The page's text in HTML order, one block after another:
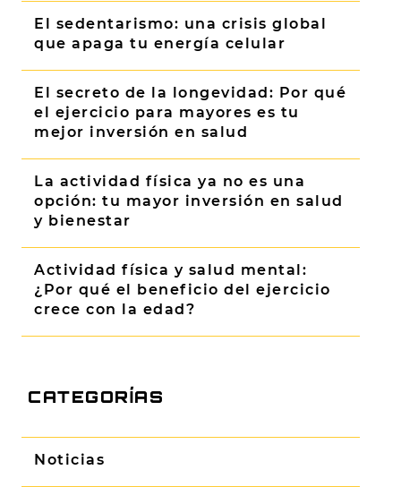
El sedentarismo: una crisis global
que apaga tu energía celular
El secreto de la longevidad: Por qué
el ejercicio para mayores es tu
mejor inversión en salud
La actividad física ya no es una
opción: tu mayor inversión en salud
y bienestar
Actividad física y salud mental:
¿Por qué el beneficio del ejercicio
crece con la edad?
CATEGORÍAS
Noticias